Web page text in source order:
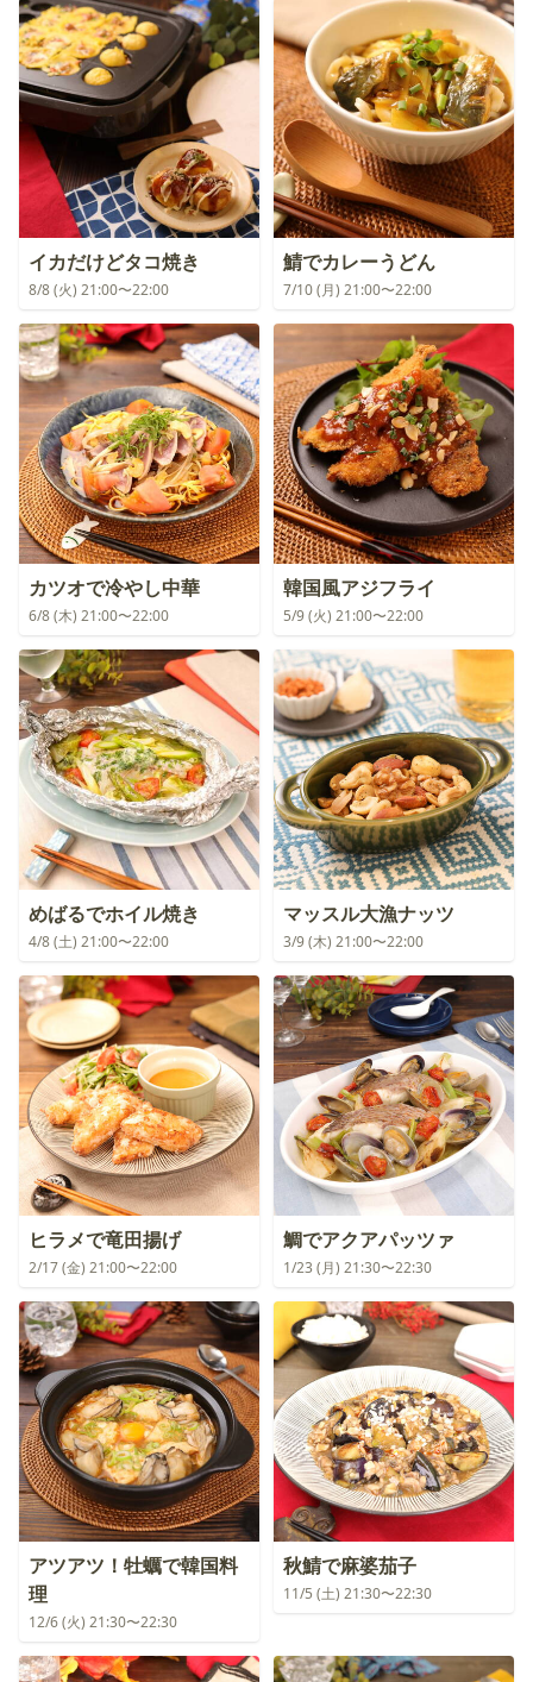
イカだけどタコ焼き
8/8 (火) 21:00〜22:00
鯖でカレーうどん
7/10 (月) 21:00〜22:00
カツオで冷やし中華
6/8 (木) 21:00〜22:00
韓国風アジフライ
5/9 (火) 21:00〜22:00
めばるでホイル焼き
4/8 (土) 21:00〜22:00
マッスル大漁ナッツ
3/9 (木) 21:00〜22:00
ヒラメで竜田揚げ
2/17 (金) 21:00〜22:00
鯛でアクアパッツァ
1/23 (月) 21:30〜22:30
アツアツ！牡蠣で韓国料
理
12/6 (火) 21:30〜22:30
秋鯖で麻婆茄子
11/5 (土) 21:30〜22:30